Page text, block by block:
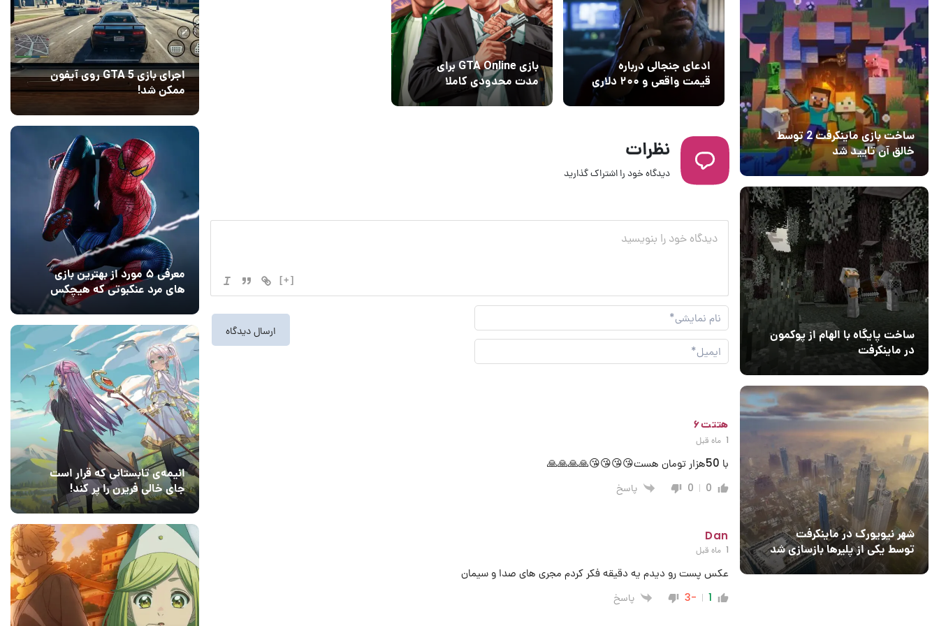
ساخت بازی ماینکرفت 2 توسط
خالق آن تایید شد
۱
04 آبان 1403
ساخت پایگاه با الهام از پوکمون
در ماینکرفت
شهر نیویورک در ماینکرفت
توسط یکی از پلیرها بازسازی شد
ادعای جنجالی درباره
قیمت واقعی و ۲۰۰ دلاری
بازی GTA Online برای
مدت محدودی کاملا
رایگان شد
نظرات
دیدگاه خود را اشتراک گذارید
[+]
نام
نمایشی*
ایمیل*
هتتت۶
1 ماه قبل
با 50هزار تومان هست😘😘😘😘🙏🙏🙏🙏
0
0 پاسخ
Dan
1 ماه قبل
عکس پست رو دیدم یه دقیقه فکر کردم مجری های صدا و سیمان
1
-3 پاسخ
اجرای بازی GTA 5 روی آیفون
ممکن شد!
معرفی ۵ مورد از بهترین بازی
های مرد عنکبوتی که هیچکس
انیمه‌ی تابستانی که قرار است
جای خالی فریرن را پر کند!
14 مرداد 1405